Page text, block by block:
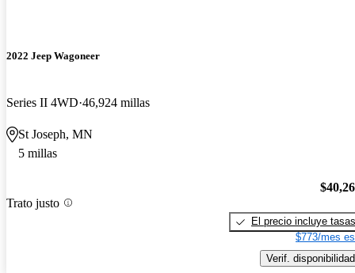
2022 Jeep Wagoneer
Series II 4WD 46,924 millas
St Joseph, MN
5 millas
Trato justo
El precio incluye tasas
$773/mes
Verif. disponibilidad